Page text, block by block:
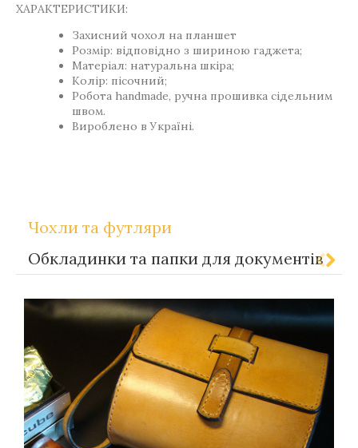
ХАРАКТЕРИСТИКИ:
Захисний чохол на планшет
Розмір: відповідно з шириною гаджета;
Матеріал: натуральна шкіра;
Колір: пісочний;
Робота handmade, ручна прошивка сідельним
швом.
Вироблено в Україні.
Чохли та футляри
Обкладинки та папки для документів